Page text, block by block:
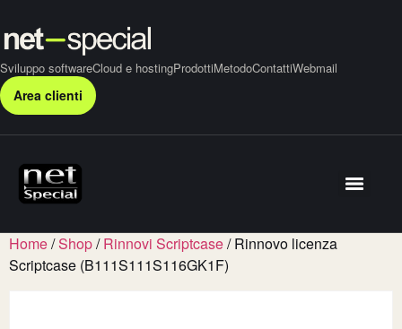
Sviluppo softwareCloud e hostingProdottiMetodoContattiWebmail
Area clienti
Home/Shop/Rinnovi Scriptcase/ Rinnovo licenza
Scriptcase (B111S111S116GK1F)